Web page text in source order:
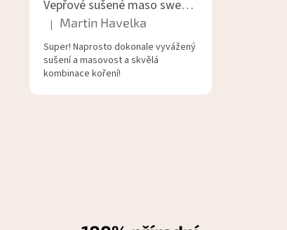
Vepřové sušené maso sweet chilli
Hodnocení produktu je 5 z 5 hvězdiček.
| Martin Havelka
Super! Naprosto dokonale vyvážený
sušení a masovost a skvělá
kombinace koření!